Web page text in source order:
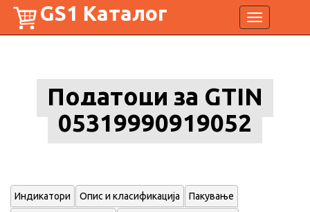
Toggle
navigation
GS1 Каталог
Податоци за GTIN
05319990919052
Индикатори Опис и класификација Пакување